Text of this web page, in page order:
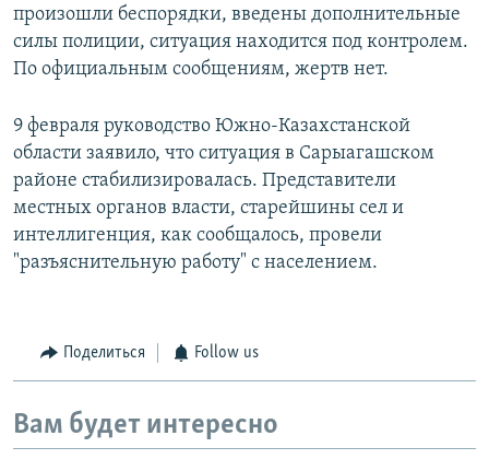
произошли беспорядки, введены дополнительные
силы полиции, ситуация находится под контролем.
По официальным сообщениям, жертв нет.
9 февраля руководство Южно-Казахстанской
области заявило, что ситуация в Сарыагашском
районе стабилизировалась. Представители
местных органов власти, старейшины сел и
интеллигенция, как сообщалось, провели
"разъяснительную работу" с населением.
Поделиться Follow us
Вам будет интересно